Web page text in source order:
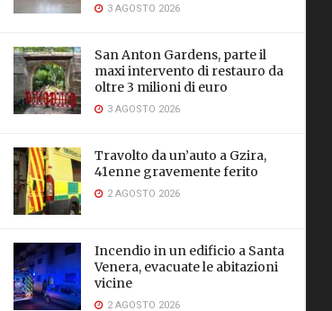
3 AGOSTO 2026
San Anton Gardens, parte il
maxi intervento di restauro da
oltre 3 milioni di euro
3 AGOSTO 2026
Travolto da un’auto a Gzira,
41enne gravemente ferito
2 AGOSTO 2026
Incendio in un edificio a Santa
Venera, evacuate le abitazioni
vicine
2 AGOSTO 2026